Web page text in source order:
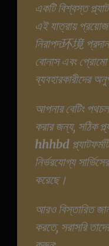
একটি বিশ্বস্ত
এই যাত্রায়
নিরাপদ环境
বোনাস এবং প্রোমো
ব্যবহারকারীদের
আপনার বেটিং
করার জন্য, সঠিক
hhhbd
নির্ভরযোগ্য
করেছে।
আরও বিস্তারিত
করতে, সরাসরি